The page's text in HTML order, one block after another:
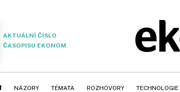
AKTUÁLNÍ ČÍSLO
ČASOPISU EKONOM
NÁZORY TÉMATA ROZHOVORY TECHNOLOGIE